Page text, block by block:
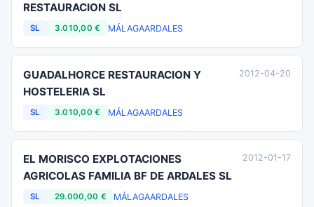
RESTAURACION SL
SL 3.010,00 € MÁLAGAARDALES
GUADALHORCE RESTAURACION Y
HOSTELERIA SL
SL 3.010,00 € MÁLAGAARDALES
2012-04-20
EL MORISCO EXPLOTACIONES
AGRICOLAS FAMILIA BF DE ARDALES SL
SL 29.000,00 € MÁLAGAARDALES
2012-01-17